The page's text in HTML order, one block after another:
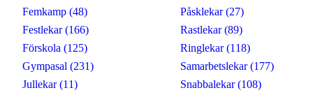
Femkamp (48)
Festlekar (166)
Förskola (125)
Gympasal (231)
Jullekar (11)
Påsklekar (27)
Rastlekar (89)
Ringlekar (118)
Samarbetslekar (177)
Snabbalekar (108)